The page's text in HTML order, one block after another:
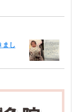
まし